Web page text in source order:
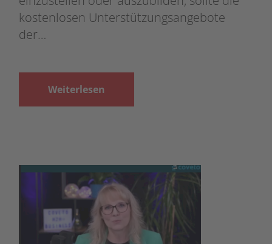
kostenlosen Unterstützungsangebote
der…
Weiterlesen